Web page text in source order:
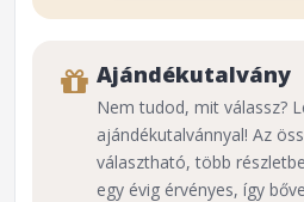
Ajándékutalvány
Nem tudod, mit válassz?
ajándékutalvánnyal! Az
választható, több
egy évig érvényes, így